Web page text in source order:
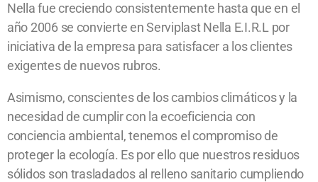
Nella fue creciendo consistentemente hasta que en el
año 2006 se convierte en Serviplast Nella E.I.R.L por
iniciativa de la empresa para satisfacer a los clientes
exigentes de nuevos rubros.
Asimismo, conscientes de los cambios climáticos y la
necesidad de cumplir con la ecoeficiencia con
conciencia ambiental, tenemos el compromiso de
proteger la ecología. Es por ello que nuestros residuos
sólidos son trasladados al relleno sanitario cumpliendo